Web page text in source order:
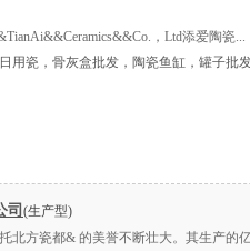
，Ltd添爱陶瓷...
用瓷，骨灰盒批发，陶瓷鱼缸，罐子批
司 (生产型)
北方瓷都& 的美誉不断壮大。其生产的